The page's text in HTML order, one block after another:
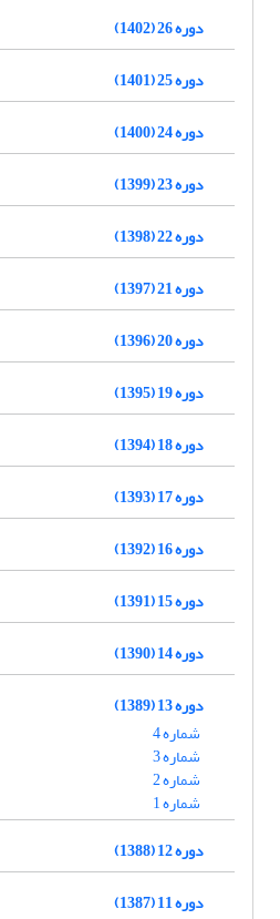
دوره 26 (1402)
دوره 25 (1401)
دوره 24 (1400)
دوره 23 (1399)
دوره 22 (1398)
دوره 21 (1397)
دوره 20 (1396)
دوره 19 (1395)
دوره 18 (1394)
دوره 17 (1393)
دوره 16 (1392)
دوره 15 (1391)
دوره 14 (1390)
دوره 13 (1389)
شماره 4
شماره 3
شماره 2
شماره 1
دوره 12 (1388)
دوره 11 (1387)